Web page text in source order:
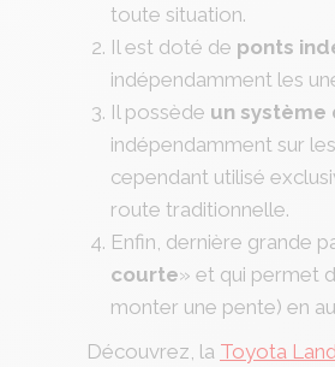
toute situation.
Il est doté de ponts
indépendamment les
Il possède un
indépendamment sur
cependant utilisé
route traditionnelle.
Enfin, dernière grande
courte» et qui permet
monter une pente) en
Découvrez, la Toyota